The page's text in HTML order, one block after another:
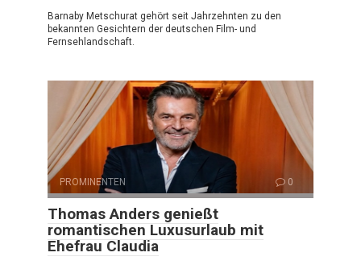
Barnaby Metschurat gehört seit Jahrzehnten zu den
bekannten Gesichtern der deutschen Film- und
Fernsehlandschaft.
PROMINENTEN 0
Thomas Anders genießt
romantischen Luxusurlaub mit
Ehefrau Claudia